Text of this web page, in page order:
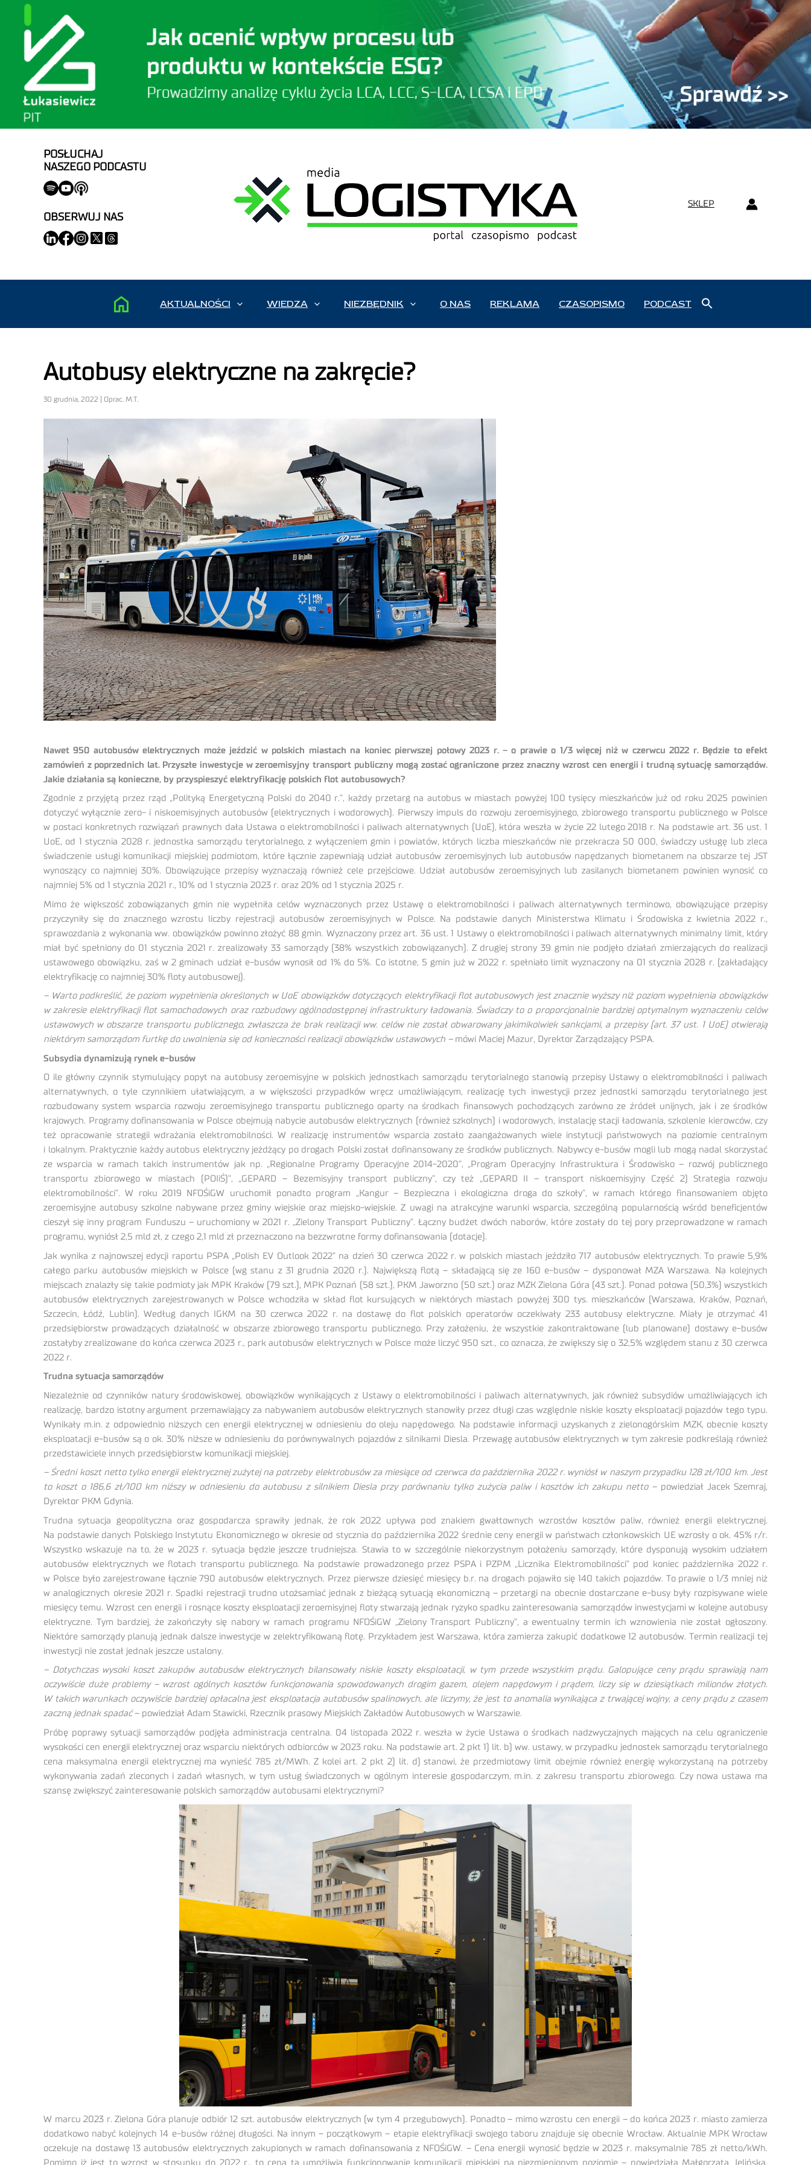
POSŁUCHAJ
NASZEGO PODCASTU
OBSERWUJ NAS
SKLEP
AKTUALNOŚCI WIEDZA NIEZBĘDNIK O NAS REKLAMA CZASOPISMO PODCAST
Autobusy elektryczne na zakręcie?
30 grudnia, 2022 | Oprac. M.T.
Nawet 950 autobusów elektrycznych może jeździć w polskich miastach na koniec pierwszej połowy 2023 r. – o prawie o 1/3 więcej niż w czerwcu 2022 r. Będzie to efekt
zamówień z poprzednich lat. Przyszłe inwestycje w zeroemisyjny transport publiczny mogą zostać ograniczone przez znaczny wzrost cen energii i trudną sytuację samorządów.
Jakie działania są konieczne, by przyspieszyć elektryfikację polskich flot autobusowych?
Zgodnie z przyjętą przez rząd „Polityką Energetyczną Polski do 2040 r.”, każdy przetarg na autobus w miastach powyżej 100 tysięcy mieszkańców już od roku 2025 powinien
dotyczyć wyłącznie zero- i niskoemisyjnych autobusów (elektrycznych i wodorowych). Pierwszy impuls do rozwoju zeroemisyjnego, zbiorowego transportu publicznego w Polsce
w postaci konkretnych rozwiązań prawnych dała Ustawa o elektromobilności i paliwach alternatywnych (UoE), która weszła w życie 22 lutego 2018 r. Na podstawie art. 36 ust. 1
UoE, od 1 stycznia 2028 r. jednostka samorządu terytorialnego, z wyłączeniem gmin i powiatów, których liczba mieszkańców nie przekracza 50 000, świadczy usługę lub zleca
świadczenie usługi komunikacji miejskiej podmiotom, które łącznie zapewniają udział autobusów zeroemisyjnych lub autobusów napędzanych biometanem na obszarze tej JST
wynoszący co najmniej 30%. Obowiązujące przepisy wyznaczają również cele przejściowe. Udział autobusów zeroemisyjnych lub zasilanych biometanem powinien wynosić co
najmniej 5% od 1 stycznia 2021 r., 10% od 1 stycznia 2023 r. oraz 20% od 1 stycznia 2025 r.
Mimo że większość zobowiązanych gmin nie wypełniła celów wyznaczonych przez Ustawę o elektromobilności i paliwach alternatywnych terminowo, obowiązujące przepisy
przyczyniły się do znacznego wzrostu liczby rejestracji autobusów zeroemisyjnych w Polsce. Na podstawie danych Ministerstwa Klimatu i Środowiska z kwietnia 2022 r.,
sprawozdania z wykonania ww. obowiązków powinno złożyć 88 gmin. Wyznaczony przez art. 36 ust. 1 Ustawy o elektromobilności i paliwach alternatywnych minimalny limit, który
miał być spełniony do 01 stycznia 2021 r. zrealizowały 33 samorządy (38% wszystkich zobowiązanych). Z drugiej strony 39 gmin nie podjęło działań zmierzających do realizacji
ustawowego obowiązku, zaś w 2 gminach udział e-busów wynosił od 1% do 5%. Co istotne, 5 gmin już w 2022 r. spełniało limit wyznaczony na 01 stycznia 2028 r. (zakładający
elektryfikację co najmniej 30% floty autobusowej).
– Warto podkreślić, że poziom wypełnienia określonych w UoE obowiązków dotyczących elektryfikacji flot autobusowych jest znacznie wyższy niż poziom wypełnienia obowiązków
w zakresie elektryfikacji flot samochodowych oraz rozbudowy ogólnodostępnej infrastruktury ładowania. Świadczy to o proporcjonalnie bardziej optymalnym wyznaczeniu celów
ustawowych w obszarze transportu publicznego, zwłaszcza że brak realizacji ww. celów nie został obwarowany jakimikolwiek sankcjami, a przepisy (art. 37 ust. 1 UoE) otwierają
niektórym samorządom furtkę do uwolnienia się od konieczności realizacji obowiązków ustawowych –mówi Maciej Mazur, Dyrektor Zarządzający PSPA.
Subsydia dynamizują rynek e-busów
O ile główny czynnik stymulujący popyt na autobusy zeroemisyjne w polskich jednostkach samorządu terytorialnego stanowią przepisy Ustawy o elektromobilności i paliwach
alternatywnych, o tyle czynnikiem ułatwiającym, a w większości przypadków wręcz umożliwiającym, realizację tych inwestycji przez jednostki samorządu terytorialnego jest
rozbudowany system wsparcia rozwoju zeroemisyjnego transportu publicznego oparty na środkach finansowych pochodzących zarówno ze źródeł unijnych, jak i ze środków
krajowych. Programy dofinansowania w Polsce obejmują nabycie autobusów elektrycznych (również szkolnych) i wodorowych, instalację stacji ładowania, szkolenie kierowców, czy
też opracowanie strategii wdrażania elektromobilności. W realizację instrumentów wsparcia zostało zaangażowanych wiele instytucji państwowych na poziomie centralnym
i lokalnym. Praktycznie każdy autobus elektryczny jeżdżący po drogach Polski został dofinansowany ze środków publicznych. Nabywcy e-busów mogli lub mogą nadal skorzystać
ze wsparcia w ramach takich instrumentów jak np. „Regionalne Programy Operacyjne 2014-2020”, „Program Operacyjny Infrastruktura i Środowisko – rozwój publicznego
transportu zbiorowego w miastach (POIiŚ)”, „GEPARD – Bezemisyjny transport publiczny”, czy też „GEPARD II – transport niskoemisyjny Część 2) Strategia rozwoju
elektromobilności”. W roku 2019 NFOŚiGW uruchomił ponadto program „Kangur – Bezpieczna i ekologiczna droga do szkoły”, w ramach którego finansowaniem objęto
zeroemisyjne autobusy szkolne nabywane przez gminy wiejskie oraz miejsko-wiejskie. Z uwagi na atrakcyjne warunki wsparcia, szczególną popularnością wśród beneficjentów
cieszył się inny program Funduszu – uruchomiony w 2021 r. „Zielony Transport Publiczny”. Łączny budżet dwóch naborów, które zostały do tej pory przeprowadzone w ramach
programu, wyniósł 2,5 mld zł, z czego 2,1 mld zł przeznaczono na bezzwrotne formy dofinansowania (dotacje).
Jak wynika z najnowszej edycji raportu PSPA „Polish EV Outlook 2022” na dzień 30 czerwca 2022 r. w polskich miastach jeździło 717 autobusów elektrycznych. To prawie 5,9%
całego parku autobusów miejskich w Polsce (wg stanu z 31 grudnia 2020 r.). Największą flotą – składającą się ze 160 e-busów – dysponował MZA Warszawa. Na kolejnych
miejscach znalazły się takie podmioty jak MPK Kraków (79 szt.), MPK Poznań (58 szt.), PKM Jaworzno (50 szt.) oraz MZK Zielona Góra (43 szt.). Ponad połowa (50,3%) wszystkich
autobusów elektrycznych zarejestrowanych w Polsce wchodziła w skład flot kursujących w niektórych miastach powyżej 300 tys. mieszkańców (Warszawa, Kraków, Poznań,
Szczecin, Łódź, Lublin). Według danych IGKM na 30 czerwca 2022 r. na dostawę do flot polskich operatorów oczekiwały 233 autobusy elektryczne. Miały je otrzymać 41
przedsiębiorstw prowadzących działalność w obszarze zbiorowego transportu publicznego. Przy założeniu, że wszystkie zakontraktowane (lub planowane) dostawy e-busów
zostałyby zrealizowane do końca czerwca 2023 r., park autobusów elektrycznych w Polsce może liczyć 950 szt., co oznacza, że zwiększy się o 32,5% względem stanu z 30 czerwca
2022 r.
Trudna sytuacja samorządów
Niezależnie od czynników natury środowiskowej, obowiązków wynikających z Ustawy o elektromobilności i paliwach alternatywnych, jak również subsydiów umożliwiających ich
realizację, bardzo istotny argument przemawiający za nabywaniem autobusów elektrycznych stanowiły przez długi czas względnie niskie koszty eksploatacji pojazdów tego typu.
Wynikały m.in. z odpowiednio niższych cen energii elektrycznej w odniesieniu do oleju napędowego. Na podstawie informacji uzyskanych z zielonogórskim MZK, obecnie koszty
eksploatacji e-busów są o ok. 30% niższe w odniesieniu do porównywalnych pojazdów z silnikami Diesla. Przewagę autobusów elektrycznych w tym zakresie podkreślają również
przedstawiciele innych przedsiębiorstw komunikacji miejskiej.
– Średni koszt netto tylko energii elektrycznej zużytej na potrzeby elektrobusów za miesiące od czerwca do października 2022 r. wyniósł w naszym przypadku 128 zł/100 km. Jest
to koszt o 186,6 zł/100 km niższy w odniesieniu do autobusu z silnikiem Diesla przy porównaniu tylko zużycia paliw i kosztów ich zakupu netto– powiedział Jacek Szemraj,
Dyrektor PKM Gdynia.
Trudna sytuacja geopolityczna oraz gospodarcza sprawiły jednak, że rok 2022 upływa pod znakiem gwałtownych wzrostów kosztów paliw, również energii elektrycznej.
Na podstawie danych Polskiego Instytutu Ekonomicznego w okresie od stycznia do października 2022 średnie ceny energii w państwach członkowskich UE wzrosły o ok. 45% r/r.
Wszystko wskazuje na to, że w 2023 r. sytuacja będzie jeszcze trudniejsza. Stawia to w szczególnie niekorzystnym położeniu samorządy, które dysponują wysokim udziałem
autobusów elektrycznych we flotach transportu publicznego. Na podstawie prowadzonego przez PSPA i PZPM „Licznika Elektromobilności” pod koniec października 2022 r.
w Polsce było zarejestrowane łącznie 790 autobusów elektrycznych. Przez pierwsze dziesięć miesięcy b.r. na drogach pojawiło się 140 takich pojazdów. To prawie o 1/3 mniej niż
w analogicznych okresie 2021 r. Spadki rejestracji trudno utożsamiać jednak z bieżącą sytuacją ekonomiczną – przetargi na obecnie dostarczane e-busy były rozpisywane wiele
miesięcy temu. Wzrost cen energii i rosnące koszty eksploatacji zeroemisyjnej floty stwarzają jednak ryzyko spadku zainteresowania samorządów inwestycjami w kolejne autobusy
elektryczne. Tym bardziej, że zakończyły się nabory w ramach programu NFOŚiGW „Zielony Transport Publiczny”, a ewentualny termin ich wznowienia nie został ogłoszony.
Niektóre samorządy planują jednak dalsze inwestycje w zelektryfikowaną flotę. Przykładem jest Warszawa, która zamierza zakupić dodatkowe 12 autobusów. Termin realizacji tej
inwestycji nie został jednak jeszcze ustalony.
– Dotychczas wysoki koszt zakupów autobusów elektrycznych bilansowały niskie koszty eksploatacji, w tym przede wszystkim prądu. Galopujące ceny prądu sprawiają nam
oczywiście duże problemy – wzrost ogólnych kosztów funkcjonowania spowodowanych drogim gazem, olejem napędowym i prądem, liczy się w dziesiątkach milionów złotych.
W takich warunkach oczywiście bardziej opłacalna jest eksploatacja autobusów spalinowych, ale liczymy, że jest to anomalia wynikająca z trwającej wojny, a ceny prądu z czasem
zaczną jednak spadać– powiedział Adam Stawicki, Rzecznik prasowy Miejskich Zakładów Autobusowych w Warszawie.
Próbę poprawy sytuacji samorządów podjęła administracja centralna. 04 listopada 2022 r. weszła w życie Ustawa o środkach nadzwyczajnych mających na celu ograniczenie
wysokości cen energii elektrycznej oraz wsparciu niektórych odbiorców w 2023 roku. Na podstawie art. 2 pkt 1) lit. b) ww. ustawy, w przypadku jednostek samorządu terytorialnego
cena maksymalna energii elektrycznej ma wynieść 785 zł/MWh. Z kolei art. 2 pkt 2) lit. d) stanowi, że przedmiotowy limit obejmie również energię wykorzystaną na potrzeby
wykonywania zadań zleconych i zadań własnych, w tym usług świadczonych w ogólnym interesie gospodarczym, m.in. z zakresu transportu zbiorowego. Czy nowa ustawa ma
szansę zwiększyć zainteresowanie polskich samorządów autobusami elektrycznymi?
W marcu 2023 r. Zielona Góra planuje odbiór 12 szt. autobusów elektrycznych (w tym 4 przegubowych). Ponadto – mimo wzrostu cen energii – do końca 2023 r. miasto zamierza
dodatkowo nabyć kolejnych 14 e-busów różnej długości. Na innym – początkowym – etapie elektryfikacji swojego taboru znajduje się obecnie Wrocław. Aktualnie MPK Wrocław
oczekuje na dostawę 13 autobusów elektrycznych zakupionych w ramach dofinansowania z NFOŚiGW. – Cena energii wynosić będzie w 2023 r. maksymalnie 785 zł netto/kWh.
Pomimo iż jest to wzrost w stosunku do 2022 r., to cena ta umożliwia funkcjonowanie komunikacji miejskiej na niezmienionym poziomie – powiedziała Małgorzata Jelińska,